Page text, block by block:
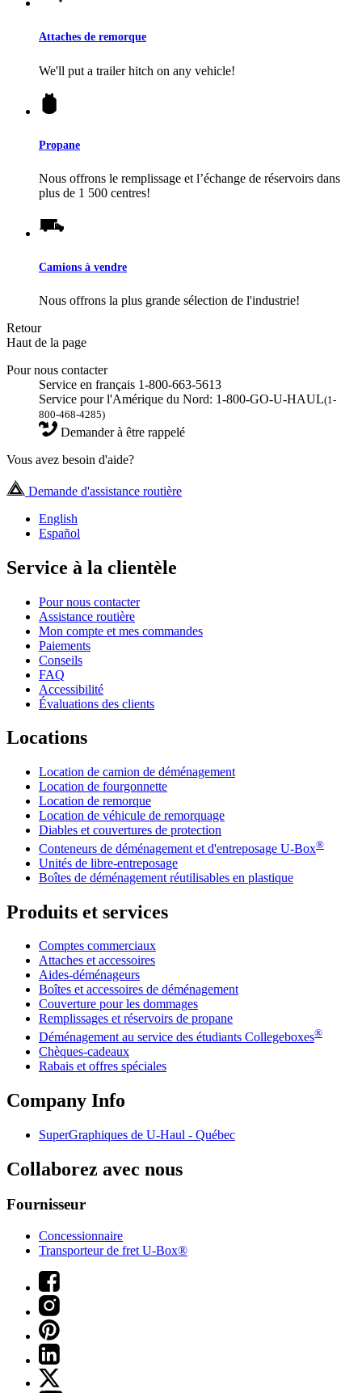
Attaches de remorque
We'll put a trailer hitch on any vehicle!
Propane
Nous offrons le remplissage et l’échange de réservoirs dans
plus de 1 500 centres!
Camions à vendre
Nous offrons la plus grande sélection de l'industrie!
Retour
Haut de la page
Pour nous contacter
Service en français 1-800-663-5613
Service pour l'Amérique du Nord: 1-800-GO-U-HAUL(1-
800-468-4285)
Demander à être rappelé
Vous avez besoin d'aide?
Demande d'assistance routière
English
Español
Service à la clientèle
Pour nous contacter
Assistance routière
Mon compte et mes commandes
Paiements
Conseils
FAQ
Accessibilité
Évaluations des clients
Locations
Location de camion de déménagement
Location de fourgonnette
Location de remorque
Location de véhicule de remorquage
Diables et couvertures de protection
Conteneurs de déménagement et d'entreposage U-Box®
Unités de libre-entreposage
Boîtes de déménagement réutilisables en plastique
Produits et services
Comptes commerciaux
Attaches et accessoires
Aides-déménageurs
Boîtes et accessoires de déménagement
Couverture pour les dommages
Remplissages et réservoirs de propane
Déménagement au service des étudiants Collegeboxes®
Chèques-cadeaux
Rabais et offres spéciales
Company Info
SuperGraphiques de U-Haul - Québec
Collaborez avec nous
Fournisseur
Concessionnaire
Transporteur de fret U-Box®